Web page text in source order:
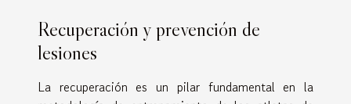
Recuperación y prevención de
lesiones
La recuperación es un pilar fundamental en la